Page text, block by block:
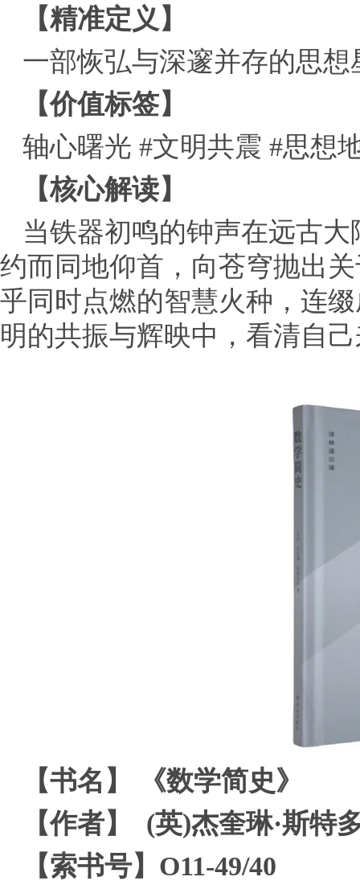
【精准定义】
一部恢弘与深邃并存的思想
【价值标签】
轴心曙光 #文明共震 #思想
【核心解读】
当铁器初鸣的钟声在远古
约而同地仰首，向苍穹抛出
乎同时点燃的智慧火种，连
明的共振与辉映中，看清自
【书名】 《数学简史》
【作者】 (英)杰奎琳·斯特
【索书号】O11-49/40